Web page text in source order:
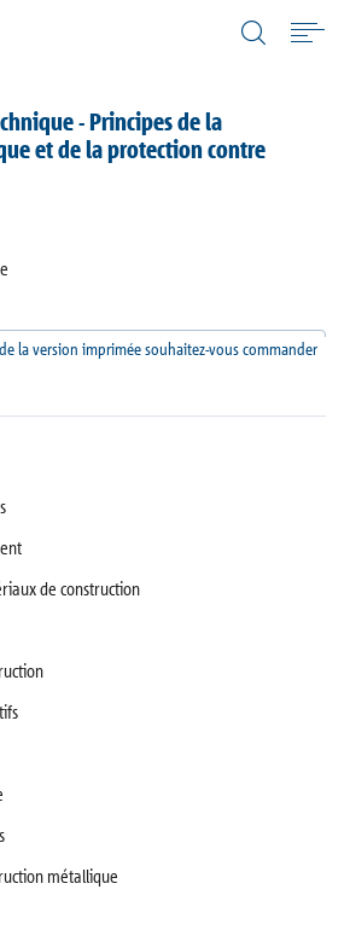
Français
- Principes de la
et de la protection contre
la version imprimée souhaitez-vous commander
de construction
métallique